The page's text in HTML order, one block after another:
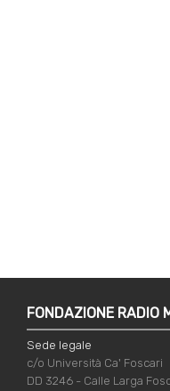
FONDAZIONE RADIO
Sede legale
c/o Università Ca' Foscari
DD 3246 - Calle Larga